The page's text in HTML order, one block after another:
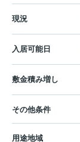
現況
入居可能日
敷金積み増し
その他条件
用途地域